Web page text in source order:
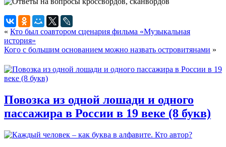
« Кто был соавтором сценария фильма «Музыкальная
история»
Кого с большим основанием можно назвать островитянами »
Повозка из одной лошади и одного
пассажира в России в 19 веке (8 букв)